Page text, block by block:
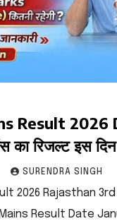
Result 2026
का रिजल्ट इस दिन
SURENDRA SINGH
2026 Rajasthan
Result Date